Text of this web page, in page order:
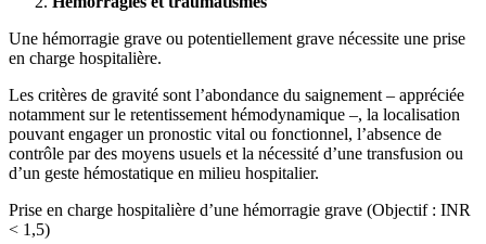
Une hémorragie grave ou potentiellement grave nécessite une prise
en charge hospitalière.
Les critères de gravité sont l’abondance du saignement – appréciée
notamment sur le retentissement hémodynamique –, la localisation
pouvant engager un pronostic vital ou fonctionnel, l’absence de
contrôle par des moyens usuels et la nécessité d’une transfusion ou
d’un geste hémostatique en milieu hospitalier.
Prise en charge hospitalière d’une hémorragie grave (Objectif : INR
< 1,5)